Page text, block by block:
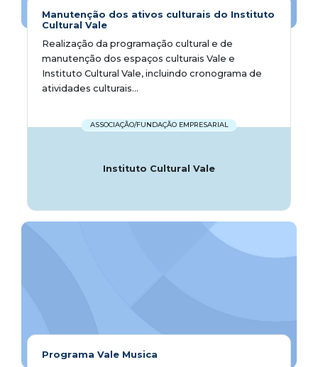
Manutenção dos ativos culturais do Instituto
Cultural Vale
Realização da programação cultural e de
manutenção dos espaços culturais Vale e
Instituto Cultural Vale, incluindo cronograma de
atividades culturais...
ASSOCIAÇÃO/FUNDAÇÃO EMPRESARIAL
Instituto Cultural Vale
Programa Vale Musica